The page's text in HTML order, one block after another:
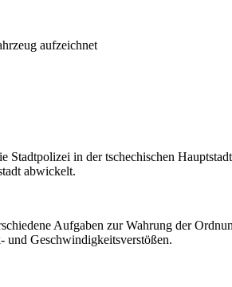
aufzeichnet
in der tschechischen
abwickelt.
Aufgaben zur Wahrung der
Geschwindigkeitsverstößen.